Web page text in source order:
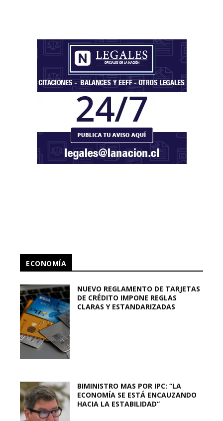
ECONOMÍA
NUEVO REGLAMENTO DE TARJETAS
DE CRÉDITO IMPONE REGLAS
CLARAS Y ESTANDARIZADAS
BIMINISTRO MAS POR IPC: “LA
ECONOMÍA SE ESTÁ ENCAUZANDO
HACIA LA ESTABILIDAD”